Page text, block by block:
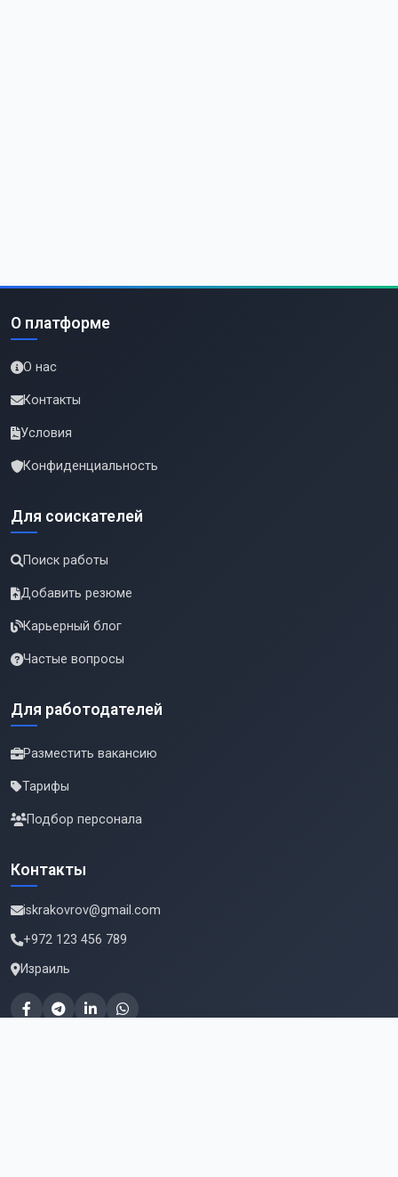
О платформе
О нас
Контакты
Условия
Конфиденциальность
Для соискателей
Поиск работы
Добавить резюме
Карьерный блог
Частые вопросы
Для работодателей
Разместить вакансию
Тарифы
Подбор персонала
Контакты
iskrakovrov@gmail.com
+972 123 456 789
Израиль